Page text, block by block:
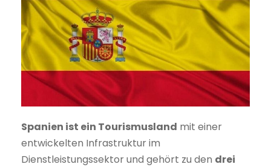
Spanien ist ein Tourismusland mit einer
entwickelten Infrastruktur im
Dienstleistungssektor und gehört zu den drei